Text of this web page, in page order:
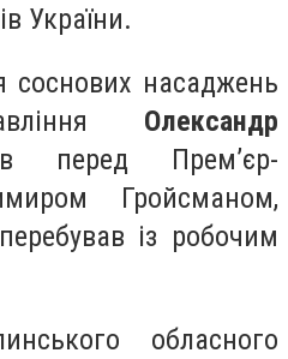
України.
соснових насаджень
Олександр
перед Прем’єр-
Гройсманом,
із робочим
обласного